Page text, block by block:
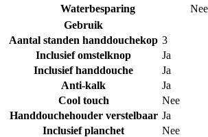
Waterbesparing
Nee
Gebruik
Aantal standen handdouchekop 3
Inclusief omstelknop
Ja
Inclusief handdouche
Ja
Anti-kalk
Ja
Cool touch
Nee
Handdouchehouder verstelbaar Ja
Inclusief planchet
Nee